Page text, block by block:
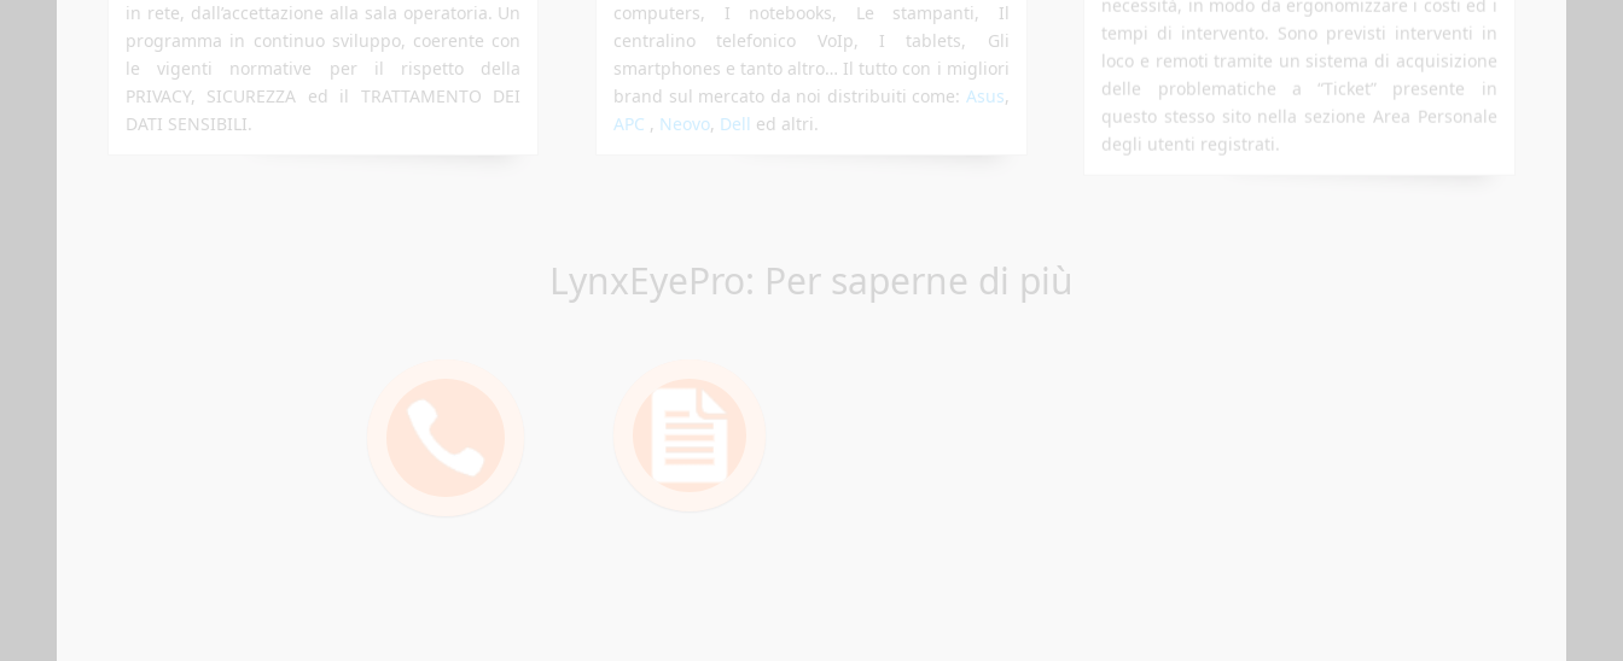
in rete, dall’accettazione alla sala operatoria. Un
programma in continuo sviluppo, coerente con
le vigenti normative per il rispetto della
PRIVACY, SICUREZZA ed il TRATTAMENTO DEI
DATI SENSIBILI.
computers, I notebooks, Le stampanti, Il
centralino telefonico VoIp, I tablets, Gli
smartphones e tanto altro… Il tutto con i migliori
brand sul mercato da noi distribuiti come: Asus,
APC , Neovo, Dell ed altri.
tempi di intervento. Sono previsti interventi in
loco e remoti tramite un sistema di acquisizione
delle problematiche a “Ticket” presente in
questo stesso sito nella sezione Area Personale
degli utenti registrati.
LynxEyePro: Per saperne di più